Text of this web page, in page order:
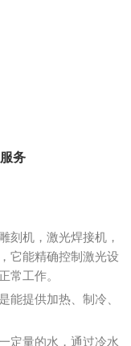
务
刻机，激光焊接机，
它能精确控制激光设
常工作。
能提供加热、制冷、
定量的水，通过冷水